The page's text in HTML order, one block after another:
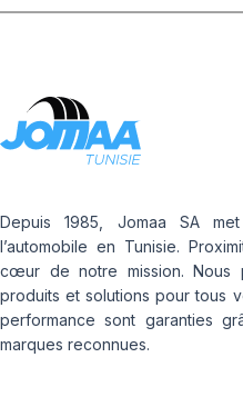
Depuis 1985, Jomaa SA
l’automobile en Tunisie.
cœur de notre mission. Nous
produits et solutions pour tous
performance sont garanties
marques reconnues.